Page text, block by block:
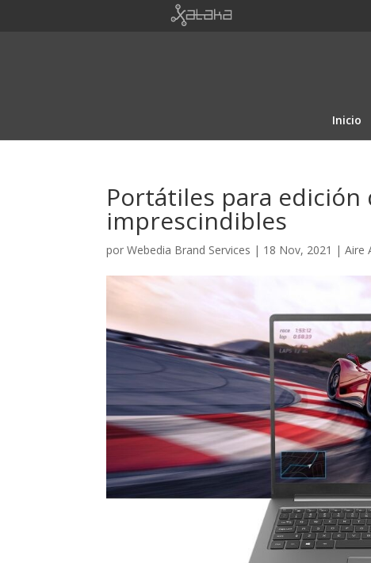
Inicio
Portátiles para edición
imprescindibles
porWebedia Brand Services | 18 Nov, 2021 |Aire